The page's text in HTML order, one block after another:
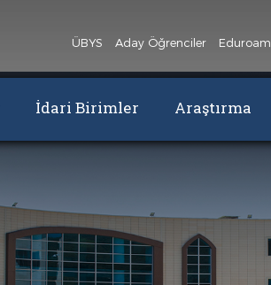
ÜBYS Aday Öğrenciler Eduroam
İdari Birimler Araştırma